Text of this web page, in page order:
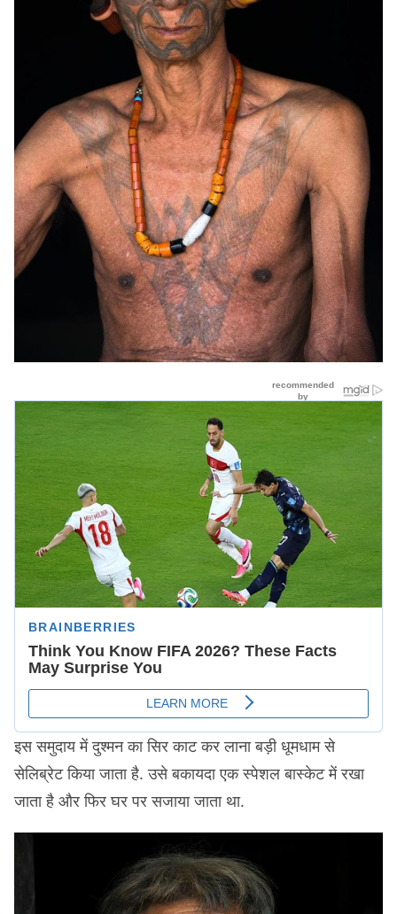
इस समुदाय में दुश्मन का सिर काट कर लाना बड़ी धूमधाम से ​
सेलिब्रेट किया जाता है. उसे बकायदा एक स्पेशल बास्केट में रखा
जाता है और फिर घर पर सजाया जाता था.